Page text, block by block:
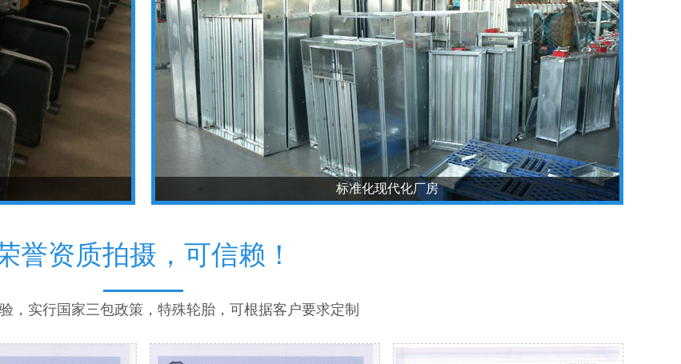
标准化现代化厂房
誉资质拍摄，可信赖！
，实行国家三包政策，特殊轮胎，可根据客户要求定制